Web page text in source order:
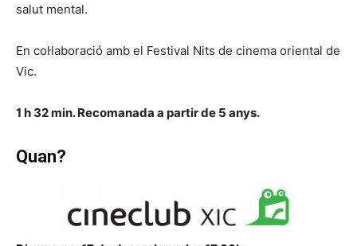
salut mental.
En col·laboració amb el Festival Nits de cinema oriental de
Vic.
1 h 32 min. Recomanada a partir de 5 anys.
Quan?